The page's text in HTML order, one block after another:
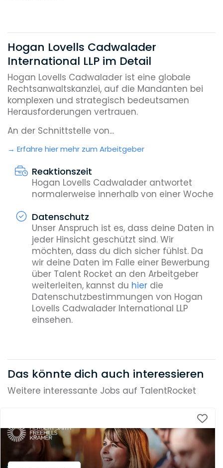
Hogan Lovells Cadwalader
International LLP im Detail
Hogan Lovells Cadwalader ist eine globale
Rechtsanwaltskanzlei, auf die Mandanten bei
komplexen und strategisch bedeutsamen
Herausforderungen vertrauen.
An der Schnittstelle von...
Erfahre hier mehr zum Arbeitgeber
Reaktionszeit
Hogan Lovells Cadwalader antwortet
normalerweise innerhalb von einer Woche
Datenschutz
Unser Anspruch ist es, dass deine Daten in
jeder Hinsicht geschützt sind. Wir
möchten, dass du dich sicher fühlst. Da
wir deine Daten im Falle einer Bewerbung
über Talent Rocket an den Arbeitgeber
weiterleiten, kannst du hierdie
Datenschutzbestimmungen von Hogan
Lovells Cadwalader International LLP
einsehen.
Das könnte dich auch interessieren
Weitere interessante Jobs auf TalentRocket